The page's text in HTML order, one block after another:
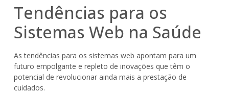
Tendências para os
Sistemas Web na Saúde
As tendências para os sistemas web apontam para um
futuro empolgante e repleto de inovações que têm o
potencial de revolucionar ainda mais a prestação de
cuidados.